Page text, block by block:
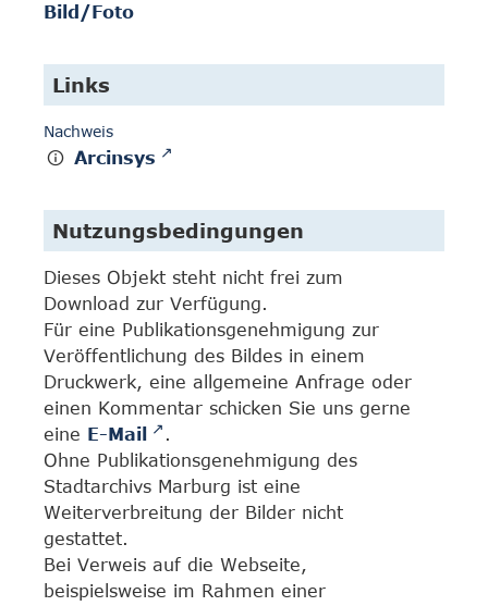
Bild/Foto
Links
Nachweis
Arcinsys
Nutzungsbedingungen
Dieses Objekt steht nicht frei zum
Download zur Verfügung.
Für eine Publikationsgenehmigung zur
Veröffentlichung des Bildes in einem
Druckwerk, eine allgemeine Anfrage oder
einen Kommentar schicken Sie uns gerne
eine E-Mail
.
Ohne Publikationsgenehmigung des
Stadtarchivs Marburg ist eine
Weiterverbreitung der Bilder nicht
gestattet.
Bei Verweis auf die Webseite,
beispielsweise im Rahmen einer